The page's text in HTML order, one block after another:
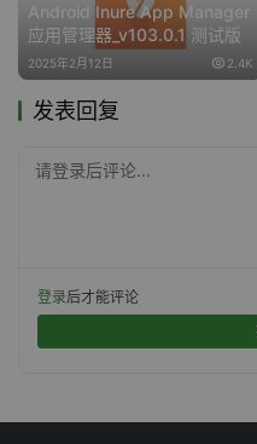
Android Inure App Manager
应用管理器_v103.0.1 测试版
2025年2月12日 2.4K
发表回复
请登录后评论...
登录后才能评论